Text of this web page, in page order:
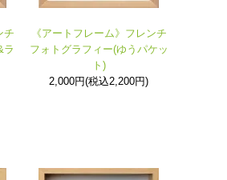
チ
ラ
《アートフレーム》フレンチ
フォトグラフィー(ゆうパケッ
ト)
2,000円(税込2,200円)